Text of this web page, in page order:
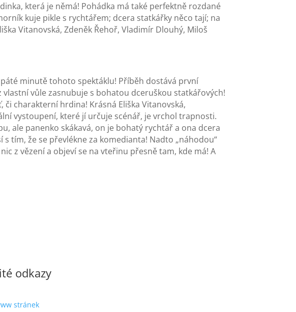
která je němá! Pohádka má také perfektně rozdané
kuje pikle s rychtářem; dcera statkářky něco tají; na
Vitanovská, Zdeněk Řehoř, Vladimír Dlouhý, Miloš
minutě tohoto spektáklu! Příběh dostává první
vůle zasnubuje s bohatou dceruškou statkářových!
charakterní hrdina! Krásná Eliška Vitanovská,
vystoupení, které jí určuje scénář, je vrchol trapnosti.
ale panenko skákavá, on je bohatý rychtář a ona dcera
tím, že se převlékne za komedianta! Nadto „náhodou“
z vězení a objeví se na vteřinu přesně tam, kde má! A
odkazy
stránek